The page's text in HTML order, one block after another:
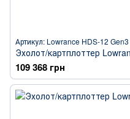
Артикул: Lowrance HDS-12 Gen3
Эхолот/картплоттер
109 368 грн